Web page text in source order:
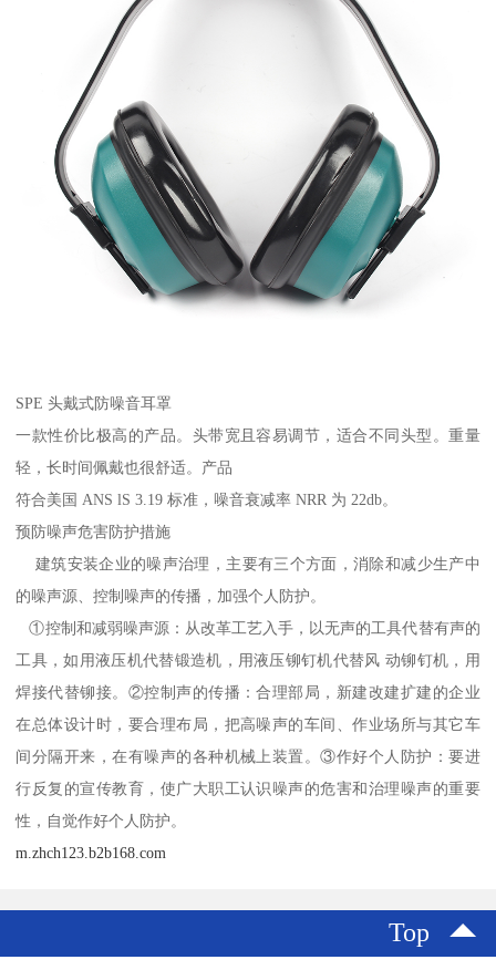
SPE 头戴式防噪音耳罩
一款性价比极高的产品。头带宽且容易调节，适合不同头型。重量
轻，长时间佩戴也很舒适。产品
符合美国 ANS lS 3.19 标准，噪音衰减率 NRR 为 22db。
预防噪声危害防护措施
建筑安装企业的噪声治理，主要有三个方面，消除和减少生产中
的噪声源、控制噪声的传播，加强个人防护。
①控制和减弱噪声源：从改革工艺入手，以无声的工具代替有声的
工具，如用液压机代替锻造机，用液压铆钉机代替风 动铆钉机，用
焊接代替铆接。②控制声的传播：合理部局，新建改建扩建的企业
在总体设计时，要合理布局，把高噪声的车间、作业场所与其它车
间分隔开来，在有噪声的各种机械上装置。③作好个人防护：要进
行反复的宣传教育，使广大职工认识噪声的危害和治理噪声的重要
性，自觉作好个人防护。
m.zhch123.b2b168.com
Top